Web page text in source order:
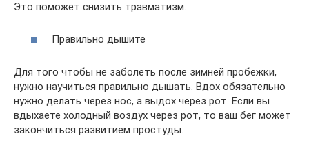
Это поможет снизить травматизм.
Правильно дышите
Для того чтобы не заболеть после зимней пробежки,
нужно научиться правильно дышать. Вдох обязательно
нужно делать через нос, а выдох через рот. Если вы
вдыхаете холодный воздух через рот, то ваш бег может
закончиться развитием простуды.